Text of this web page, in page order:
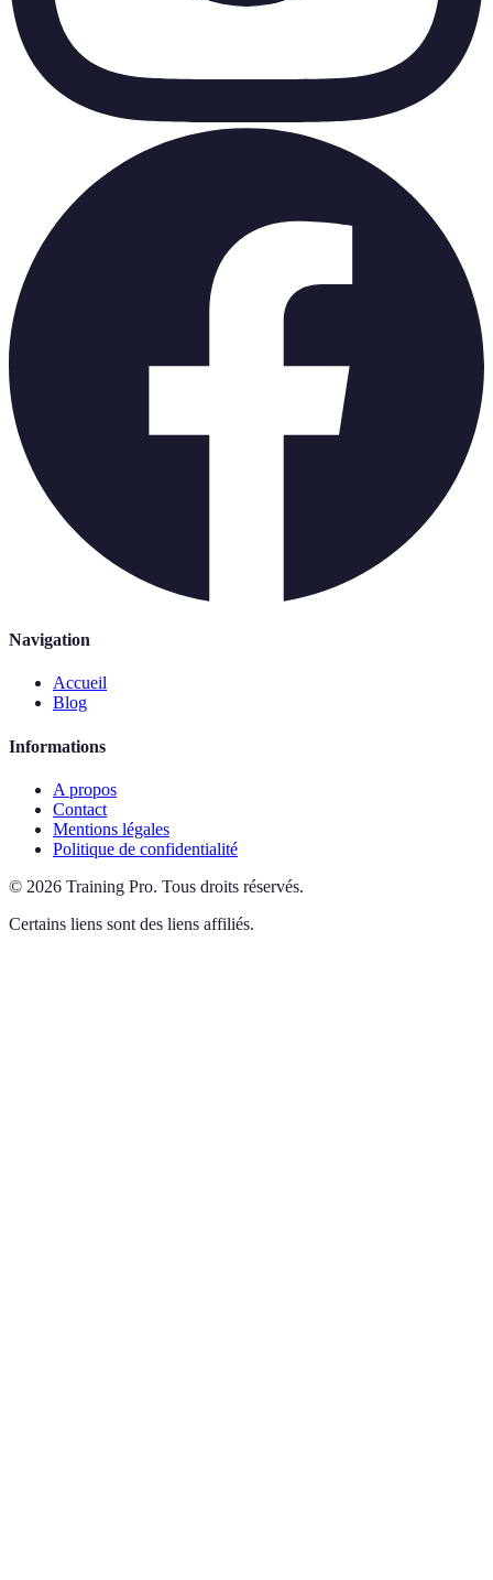
Navigation
Accueil
Blog
Informations
A propos
Contact
Mentions légales
Politique de confidentialité
© 2026 Training Pro. Tous droits réservés.
Certains liens sont des liens affiliés.